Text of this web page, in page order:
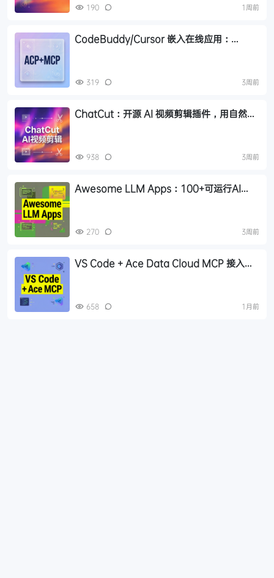
190 1周前
CodeBuddy/Cursor 嵌入在线应用：
319 3周前
ChatCut：开源 AI 视频剪辑插件，用自然语
938 3周前
Awesome LLM Apps：100+可运行AI
270 3周前
VS Code + Ace Data Cloud MCP 接入教
658 1月前